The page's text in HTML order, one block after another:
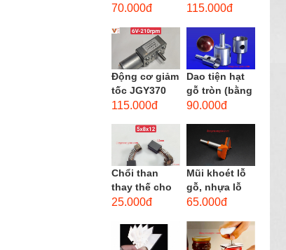
20.000 vòng/
torque
70.000đ
310 6-12 VDC.
mini JGA25-
310
115.000đ
Động cơ giảm
tốc JGY370
DC bánh răng
men xoắn
cao...
115.000đ
Dao tiện hạt
gỗ tròn (bằng
thép trắng)
90.000đ
Chổi than
thay thế cho
động cơ, chổi
motor máy
khoan,...
25.000đ
Mũi khoét lỗ
gỗ, nhựa lỗ
lớn D40mm-
opener)
65.000đ